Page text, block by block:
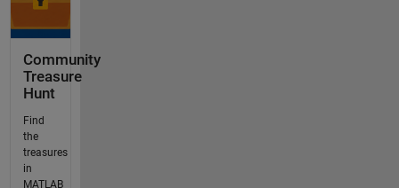
Community
Treasure
Hunt
Find
the
treasures
in
MATLAB